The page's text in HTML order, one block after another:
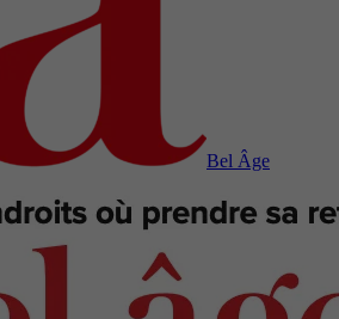
Bel Âge